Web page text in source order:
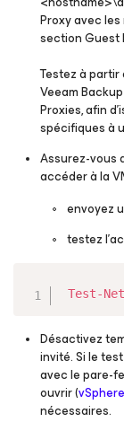
Proxy avec
section Guest
Testez à
Veeam
Proxies, afin
spécifiques à
Assurez-vous
accéder à la
envoyez
testez
Test-
Désactivez
invité. Si le
avec le pare-
ouvrir (vSphere
nécessaires.